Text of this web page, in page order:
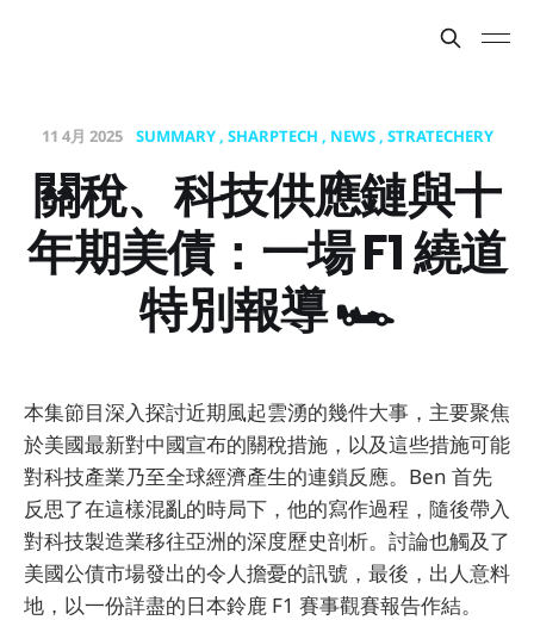
11 4月 2025 SUMMARY SHARPTECH NEWS STRATECHERY
關稅、科技供應鏈與十
年期美債：一場 F1 繞道
特別報導 🏎️
本集節目深入探討近期風起雲湧的幾件大事，主要聚焦
於美國最新對中國宣布的關稅措施，以及這些措施可能
對科技產業乃至全球經濟產生的連鎖反應。Ben 首先
反思了在這樣混亂的時局下，他的寫作過程，隨後帶入
對科技製造業移往亞洲的深度歷史剖析。討論也觸及了
美國公債市場發出的令人擔憂的訊號，最後，出人意料
地，以一份詳盡的日本鈴鹿 F1 賽事觀賽報告作結。